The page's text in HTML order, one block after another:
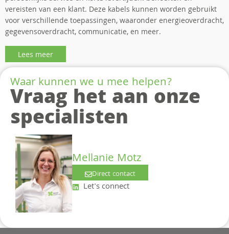
vereisten van een klant. Deze kabels kunnen worden gebruikt
voor verschillende toepassingen, waaronder energieoverdracht,
gegevensoverdracht, communicatie, en meer.
Lees meer
Waar kunnen we u mee helpen?
Vraag het aan onze
specialisten
Mellanie Motz
Direct contact
Let's connect